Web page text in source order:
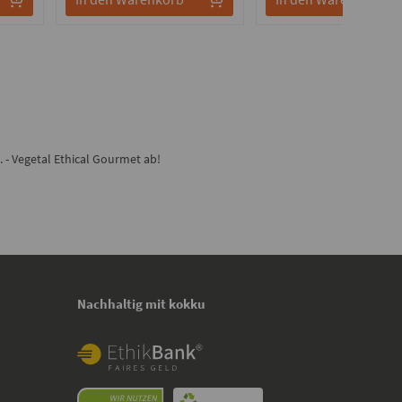
Vegetal Ethical Gourmet ab!
Nachhaltig mit kokku